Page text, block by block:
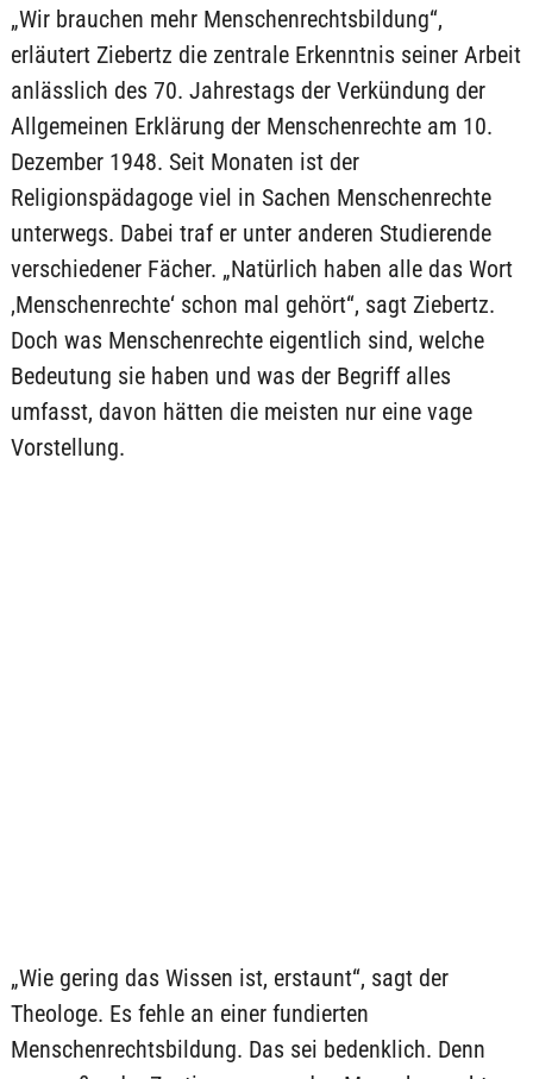
„Wir brauchen mehr Menschenrechtsbildung“,
erläutert Ziebertz die zentrale Erkenntnis seiner Arbeit
anlässlich des 70. Jahrestags der Verkündung der
Allgemeinen Erklärung der Menschenrechte am 10.
Dezember 1948. Seit Monaten ist der
Religionspädagoge viel in Sachen Menschenrechte
unterwegs. Dabei traf er unter anderen Studierende
verschiedener Fächer. „Natürlich haben alle das Wort
‚Menschenrechte‘ schon mal gehört“, sagt Ziebertz.
Doch was Menschenrechte eigentlich sind, welche
Bedeutung sie haben und was der Begriff alles
umfasst, davon hätten die meisten nur eine vage
Vorstellung.
„Wie gering das Wissen ist, erstaunt“, sagt der
Theologe. Es fehle an einer fundierten
Menschenrechtsbildung. Das sei bedenklich. Denn